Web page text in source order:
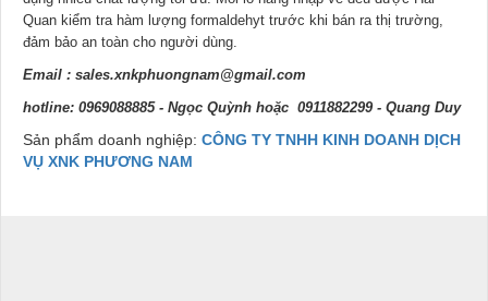
Quan kiểm tra hàm lượng formaldehyt trước khi bán ra thị trường,
đảm bảo an toàn cho người dùng.
Email : sales.xnkphuongnam@gmail.com
hotline: 0969088885 - Ngọc Quỳnh hoặc 0911882299 - Quang Duy
Sản phẩm doanh nghiệp: CÔNG TY TNHH KINH DOANH DỊCH
VỤ XNK PHƯƠNG NAM